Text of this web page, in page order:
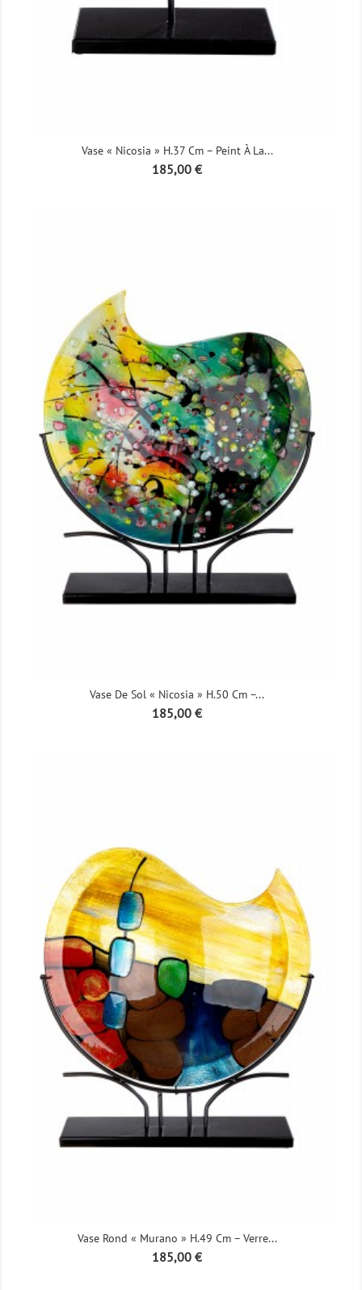
Vase « Nicosia » H.37 Cm – Peint À La...
Prix
185,00 €
Vase De Sol « Nicosia » H.50 Cm –...
Prix
185,00 €
Vase Rond « Murano » H.49 Cm – Verre...
Prix
185,00 €